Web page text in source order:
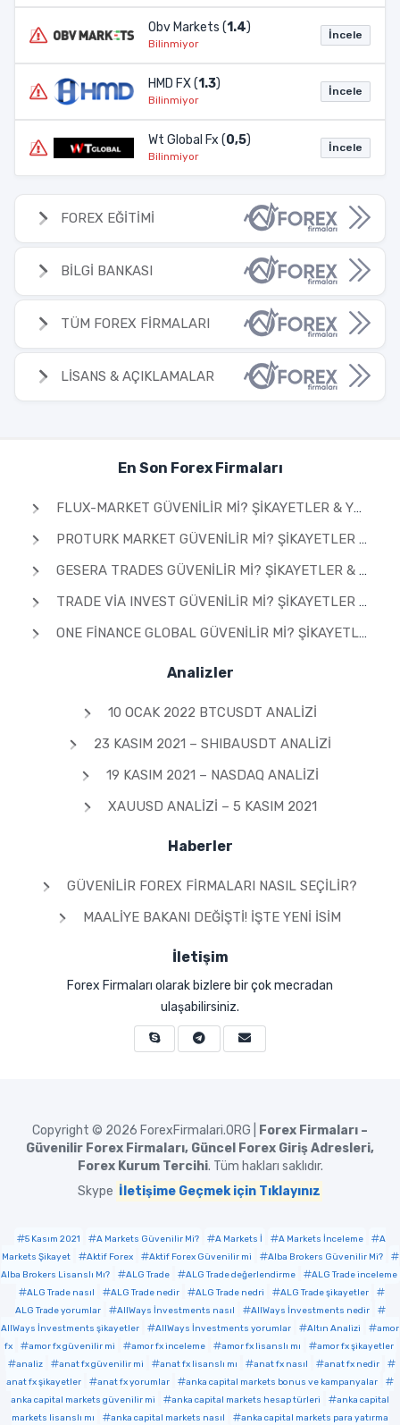
Obv Markets (1.4)
Bilinmiyor
İncele
HMD FX (1.3)
Bilinmiyor
İncele
Wt Global Fx (0,5)
Bilinmiyor
İncele
FOREX EĞİTİMİ
BİLGİ BANKASI
TÜM FOREX FİRMALARI
LİSANS & AÇIKLAMALAR
En Son Forex Firmaları
FLUX-MARKET GÜVENILIR MI? ŞIKAYETLER & YORUMLAR 2026
PROTURK MARKET GÜVENILIR MI? ŞIKAYETLER & YORUMLAR 2026
GESERA TRADES GÜVENILIR MI? ŞIKAYETLER & YORUMLAR 2026
TRADE VIA INVEST GÜVENILIR MI? ŞIKAYETLER & YORUMLAR 2026
ONE FINANCE GLOBAL GÜVENILIR MI? ŞIKAYETLER & YORUMLAR 2026
Analizler
10 OCAK 2022 BTCUSDT ANALIZI
23 KASIM 2021 – SHIBAUSDT ANALIZI
19 KASIM 2021 – NASDAQ ANALIZI
XAUUSD ANALIZI – 5 KASIM 2021
Haberler
GÜVENILIR FOREX FIRMALARI NASIL SEÇILIR?
MAALIYE BAKANI DEĞIŞTI! İŞTE YENI İSIM
İletişim
Forex Firmaları olarak bizlere bir çok mecradan
ulaşabilirsiniz.
Copyright © 2026 ForexFirmalari.ORG |
Forex Firmaları –
Güvenilir Forex Firmaları, Güncel Forex Giriş Adresleri,
Forex Kurum Tercihi. Tüm hakları saklıdır.
Skype İletişime Geçmek için Tıklayınız
5 Kasım 2021 A Markets Güvenilir Mi? A Markets İ A Markets İnceleme
A
Markets Şikayet
Aktif Forex Aktif Forex Güvenilir mi
Alba Brokers Güvenilir Mi?
Alba Brokers Lisanslı Mı?
ALG Trade ALG Trade değerlendirme
ALG Trade inceleme
ALG Trade nasıl
ALG Trade nedir ALG Trade nedri
ALG Trade şikayetler
ALG Trade yorumlar
AllWays İnvestments nasıl
AllWays İnvestments nedir
AllWays İnvestments şikayetler
AllWays İnvestments yorumlar Altın Analizi
amor
fx
amor fx güvenilir mi amor fx inceleme amor fx lisanslı mı
amor fx şikayetler
analiz
anat fx güvenilir mi anat fx lisanslı mı anat fx nasıl
anat fx nedir
anat fx şikayetler
anat fx yorumlar
anka capital markets bonus ve kampanyalar
anka capital markets güvenilir mi
anka capital markets hesap türleri
anka capital
markets lisanslı mı
anka capital markets nasıl
anka capital markets para yatırma